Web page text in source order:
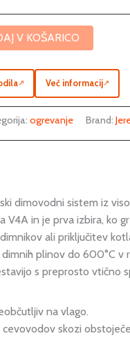
V KOŠARICO
↗ Več informacij↗
ogrevanje Brand:
dimovodni sistem iz
V4A in je prva izbira, ko
ali priključitev
plinov do 600°C v
s preprosto vtično
na vlago.
skozi